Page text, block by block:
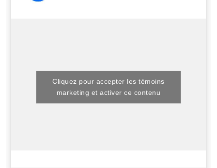
Cliquez pour accepter les témoins
marketing et activer ce contenu